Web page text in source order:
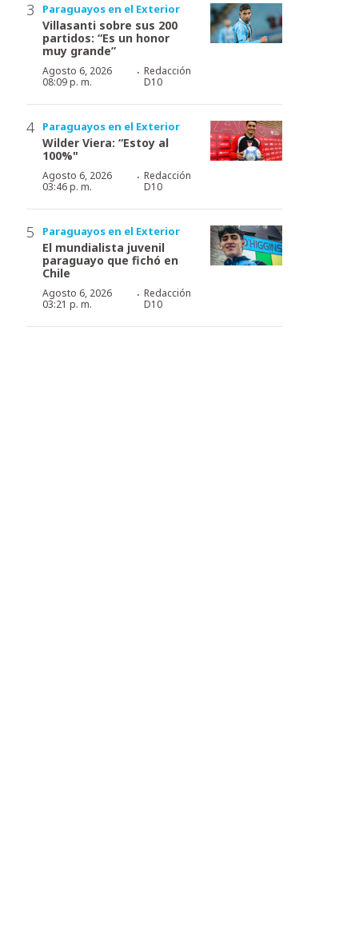
Paraguayos en el Exterior
Villasanti sobre sus 200
partidos: “Es un honor
muy grande”
Agosto 6, 2026
08:09 p. m.
· Redacción
D10
Paraguayos en el Exterior
Wilder Viera: “Estoy al
100%"
Agosto 6, 2026
03:46 p. m.
· Redacción
D10
Paraguayos en el Exterior
El mundialista juvenil
paraguayo que fichó en
Chile
Agosto 6, 2026
03:21 p. m.
· Redacción
D10